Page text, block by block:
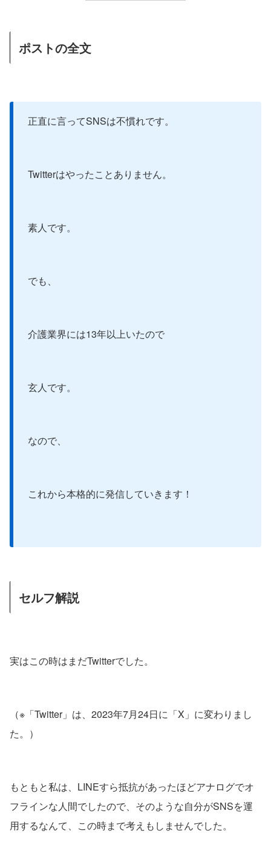
ポストの全文
正直に言ってSNSは不慣れです。
Twitterはやったことありません。
素人です。
でも、
介護業界には13年以上いたので
玄人です。
なので、
これから本格的に発信していきます！
セルフ解説
実はこの時はまだTwitterでした。
（※「Twitter」は、2023年7月24日に「X」に変わりまし
た。）
もともと私は、LINEすら抵抗があったほどアナログでオ
フラインな人間でしたので、そのような自分がSNSを運
用するなんて、この時まで考えもしませんでした。